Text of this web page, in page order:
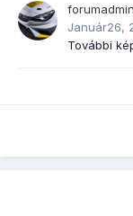
forumadmin
Január26,
További